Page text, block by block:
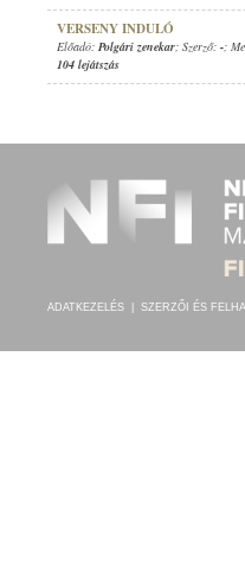
VERSENY INDULÓ
Előadó: Polgári zenekar; Szerző: -;
104 lejátszás
ADATKEZELÉS SZERZŐI ÉS